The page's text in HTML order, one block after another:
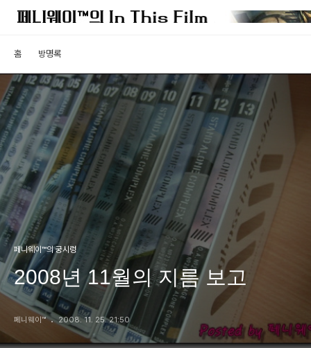
홈 방명록
페니웨이™의 궁시렁
2008년 11월의 지름 보고
페니웨이™ 2008. 11. 25. 21:50